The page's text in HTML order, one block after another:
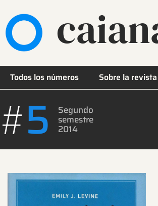
Todos los números Sobre la revista
#5 Segundo
semestre
2014